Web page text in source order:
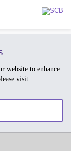
website to enhance
visit